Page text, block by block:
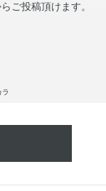
ご投稿頂けます。